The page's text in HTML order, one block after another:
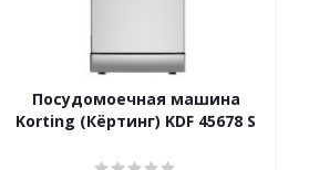
Посудомоечная машина
Korting (Кёртинг) KDF 45678 S